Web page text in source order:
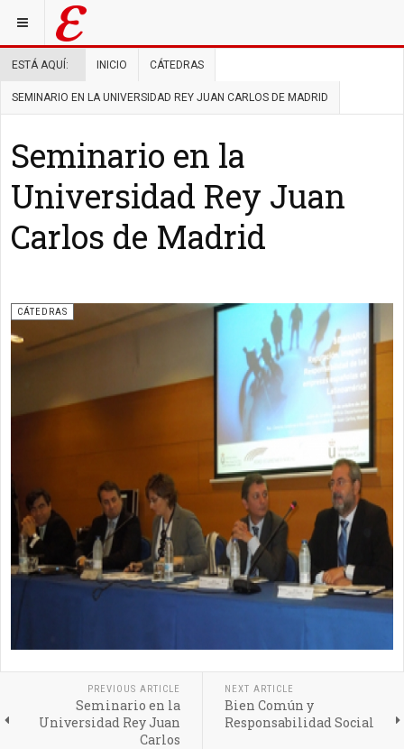
ESTÁ AQUÍ: INICIO CÁTEDRAS
SEMINARIO EN LA UNIVERSIDAD REY JUAN CARLOS DE MADRID
Seminario en la
Universidad Rey Juan
Carlos de Madrid
CÁTEDRAS
PREVIOUS ARTICLE
Seminario en la
Universidad Rey Juan
Carlos
NEXT ARTICLE
Bien Común y
Responsabilidad Social